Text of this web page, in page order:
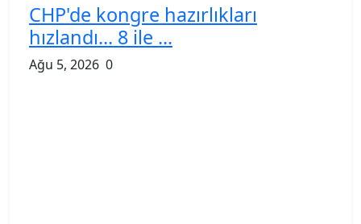
CHP'de kongre hazırlıkları
hızlandı... 8 ile ...
Ağu 5, 2026 0